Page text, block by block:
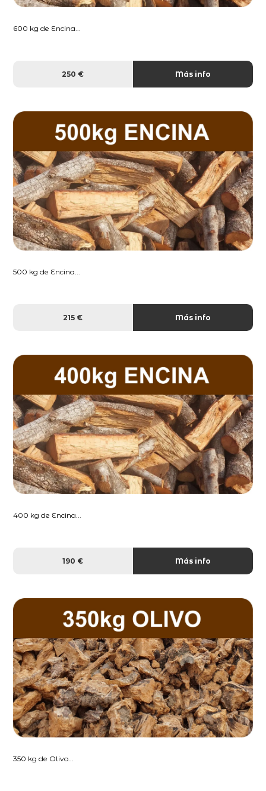
600 kg de Encina...
250 € Más info
500 kg de Encina...
215 € Más info
400 kg de Encina...
190 € Más info
350 kg de Olivo...